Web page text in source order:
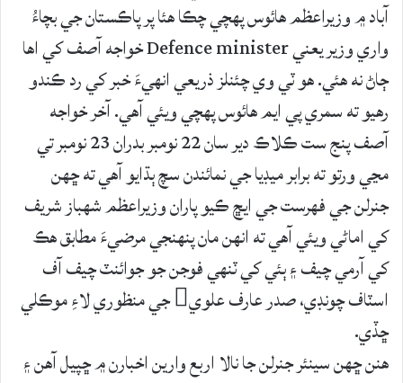
آباد ۾ وزيراعظم ھائوس پھچي چڪا هئا پر پاڪستان جي بچاءُ
واري وزير يعني Defence minister خواجه آصف کي اھا
ڄاڻ نه هئي. ھو ٽي وي چئنلز ذريعي انھيءَ خبر کي رد ڪندو
رهيو ته سمري پي ايم هائوس پهچي ويئي آهي. آخر خواجه
آصف پنج ست ڪلاڪ دير سان 22 نومبر بدران 23 نومبر تي
مڃي ورتو ته برابر ميڊيا جي نمائندن سچ ٻڌايو آهي ته ڇھن
جنرلن جي فھرست جي ايڇ ڪيو پاران وزيراعظم شھباز شريف
کي اماڻي ويئي آهي ته انهن مان پنهنجي مرضيءَ مطابق ھڪ
کي آرمي چيف ۽ ٻئي کي ٽنهي فوجن جو جوائنٽ چيف آف
اسٽاف چونڊي، صدر عارف علوي جي منظوري لاءِ موڪلي
ڇڏي.
ھنن ڇھن سينئر جنرلن جا نالا اربع وارين اخبارن ۾ ڇپيل آهن ۽